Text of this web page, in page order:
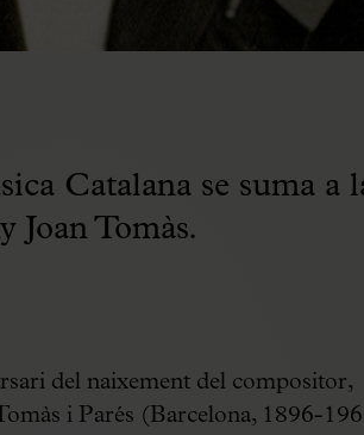
Catalana se suma a
Joan Tomàs.
del naixement del compositor,
i Parés (Barcelona, 1896-